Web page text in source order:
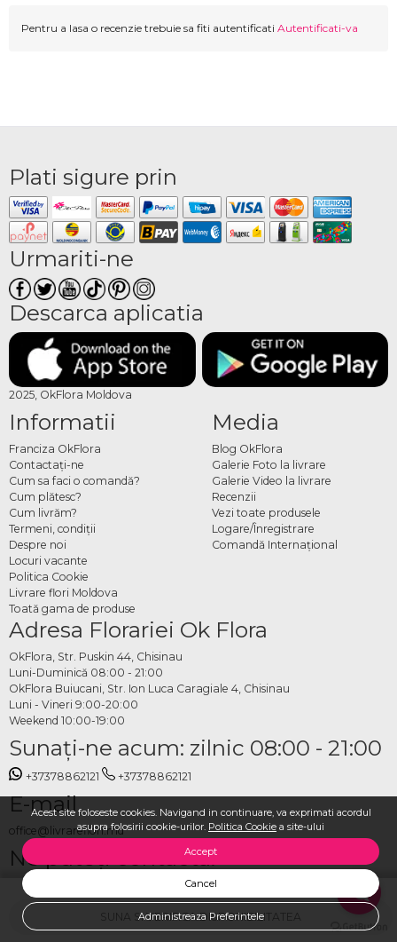
Acest site foloseste cookies. Navigand in continuare, va exprimati acordul
asupra folosirii cookie-urilor. Politica Cookie a site-ului
Accept
Cancel
Administreaza Preferintele
SUNA SI VERIFICA DISPONIBILITATEA
Pentru a lasa o recenzie trebuie sa fiti autentificati Autentificati-va
Plati sigure prin
Urmariti-ne
Descarca aplicatia
2025, OkFlora Moldova
Informatii
Franciza OkFlora
Contactaţi-ne
Cum sa faci o comandă?
Cum plătesc?
Cum livrăm?
Termeni, condiţii
Despre noi
Locuri vacante
Politica Cookie
Livrare flori Moldova
Toată gama de produse
Media
Blog OkFlora
Galerie Foto la livrare
Galerie Video la livrare
Recenzii
Vezi toate produsele
Logare/Înregistrare
Comandă Internațional
Adresa Florariei Ok Flora
OkFlora, Str. Puskin 44, Chisinau
Luni-Duminică 08:00 - 21:00
OkFlora Buiucani, Str. Ion Luca Caragiale 4, Chisinau
Luni - Vineri 9:00-20:00
Weekend 10:00-19:00
Sunaţi-ne acum: zilnic 08:00 - 21:00
+37378862121 +37378862121
E-mail
office@livrareflori.md
Ne puteți contacta:
whatsapp